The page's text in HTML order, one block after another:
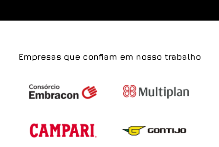
Empresas que confiam em nosso trabalho